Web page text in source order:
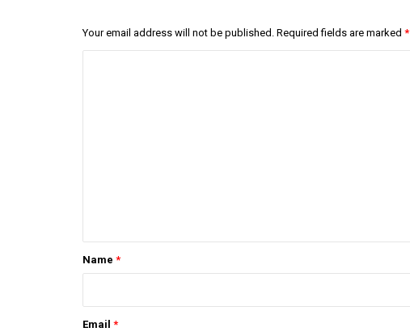
Your email address will not be published. Required fields are marked *
Name *
Email *